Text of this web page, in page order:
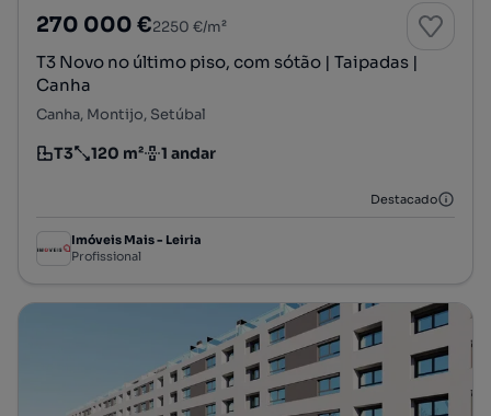
270 000 €2250 €/m²
T3 Novo no último piso, com sótão | Taipadas |
Canha
Canha, Montijo, Setúbal
Tipologia
T3
Preço por metro quadrado
120 m²
Andar 1 andar
Destacado
Imóveis Mais - Leiria
Profissional